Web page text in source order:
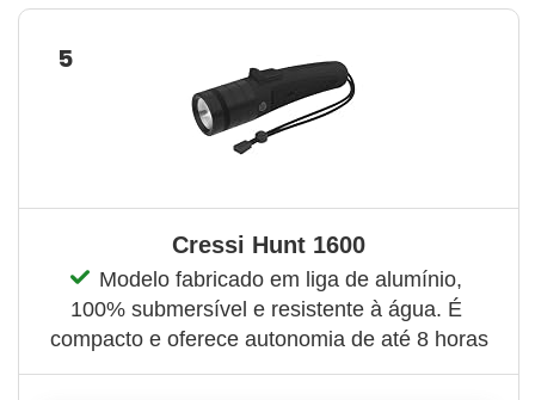
5
Cressi Hunt 1600
Modelo fabricado em liga de alumínio,
100% submersível e resistente à água. É
compacto e oferece autonomia de até 8 horas